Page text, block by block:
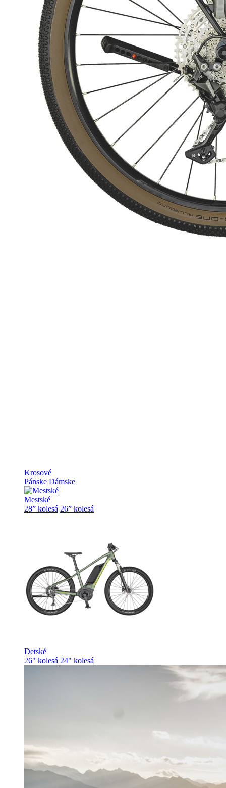
Krosové
Pánske Dámske
Mestské
28” kolesá 26” kolesá
Detské
26" kolesá 24" kolesá